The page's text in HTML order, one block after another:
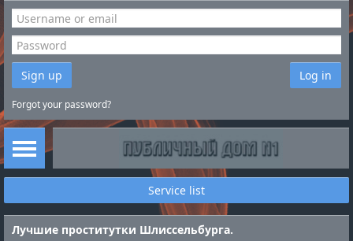
Sign up Log in
Forgot your password?
Service list
Лучшие проститутки Шлиссельбурга.